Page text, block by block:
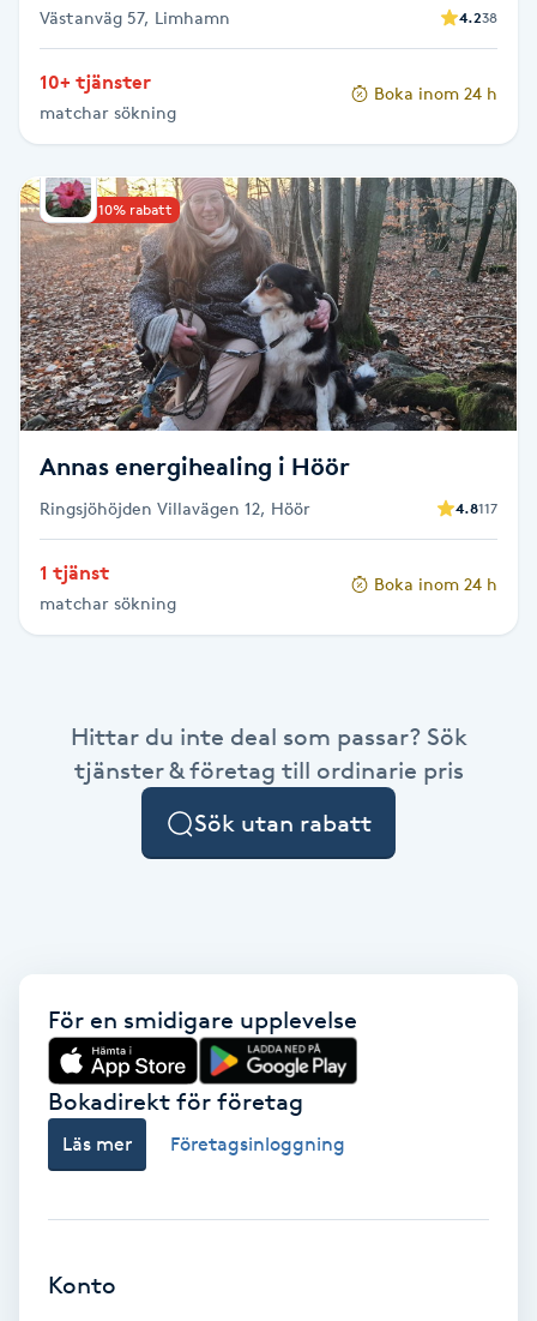
Kärlbehandling
L
Laserbehandling
Lashlift Keratin
LED-ljusterapi
Liktornar
LPG
LPG-behandling
LPG-massage
Lymfmassage
Massage
Medial vägledning
Västanväg 57, Limhamn 4.238
10+ tjänster
matchar sökning
Boka inom 24 h
Upp till 10% rabatt
Annas energihealing i Höör
Ringsjöhöjden Villavägen 12, Höör 4.8117
1 tjänst
matchar sökning
Boka inom 24 h
Hittar du inte deal som passar? Sök
tjänster & företag till ordinarie pris
Sök utan rabatt
För en smidigare upplevelse
Bokadirekt för företag
Läs mer Företagsinloggning
Konto